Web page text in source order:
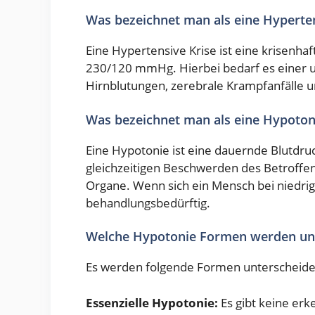
Was bezeichnet man als eine
Eine Hypertensive Krise ist eine
230/120 mmHg. Hierbei bedarf es einer
Hirnblutungen, zerebrale Krampfanfälle
Was bezeichnet man als eine
Eine Hypotonie ist eine dauernde
gleichzeitigen Beschwerden des
Organe. Wenn sich ein Mensch bei
behandlungsbedürftig.
Welche Hypotonie Formen werden
Es werden folgende Formen
Essenzielle Hypotonie: Es gibt keine